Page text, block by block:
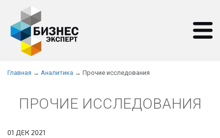
Главная → Аналитика → Прочие исследования
ПРОЧИЕ ИССЛЕДОВАНИЯ
01 ДЕК 2021